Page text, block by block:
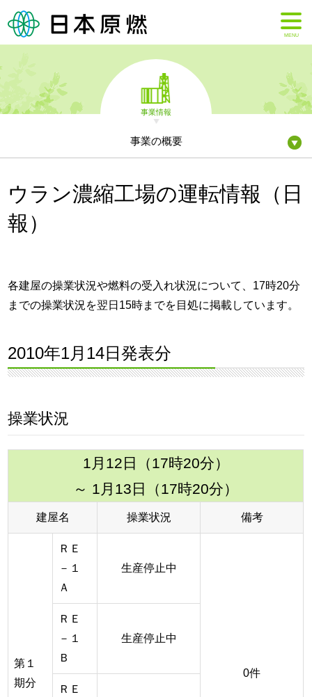
MENU
事業情報
事業の概要
ウラン濃縮工場の運転情報（日
報）
各建屋の操業状況や燃料の受入れ状況について、17時20分
までの操業状況を翌日15時までを目処に掲載しています。
2010年1月14日発表分
操業状況
1月12日（17時20分）
～ 1月13日（17時20分）
建屋名 操業状況 備考
第１
期分
ＲＥ
－１
Ａ
生産停止中
0件
ＲＥ
－１
Ｂ
生産停止中
ＲＥ